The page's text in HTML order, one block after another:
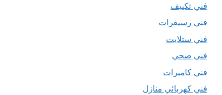
فني تكييف
فني رسيفرات
فني ستلايت
فني صحي
فني كاميرات
فني كهربائي منازل